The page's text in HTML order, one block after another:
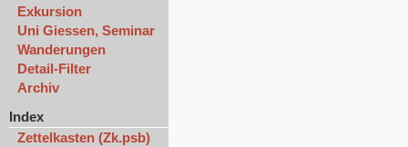
Exkursion
Uni Giessen, Seminar
Wanderungen
Detail-Filter
Archiv
Index
Zettelkasten (Zk.psb)